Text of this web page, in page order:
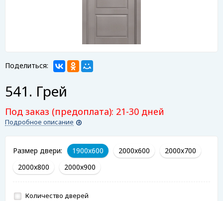
Поделиться:
541. Грей
Под заказ (предоплата): 21-30 дней
Подробное описание
Размер двери: 1900x600 2000x600
2000x700
2000x800
2000x900
Количество дверей